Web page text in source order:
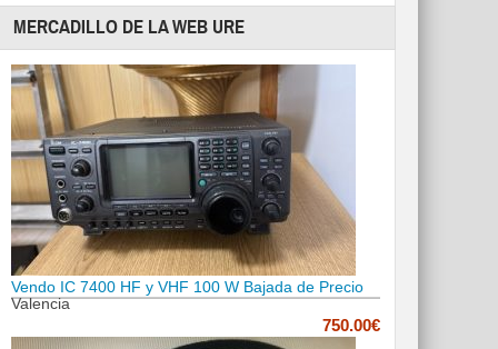
MERCADILLO DE LA WEB URE
Vendo IC 7400 HF y VHF 100 W Bajada de Precio
Valencia
750.00€